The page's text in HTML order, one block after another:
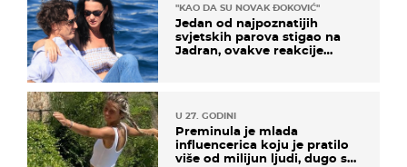
"KAO DA SU NOVAK ĐOKOVIĆ"
Jedan od najpoznatijih
svjetskih parova stigao na
Jadran, ovakve reakcije
U 27. GODINI
Preminula je mlada
influencerica koju je pratilo
više od milijun ljudi, dugo se